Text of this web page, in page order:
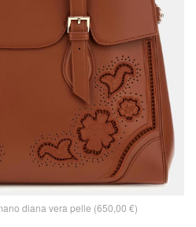
diana vera pelle (650,00 €)